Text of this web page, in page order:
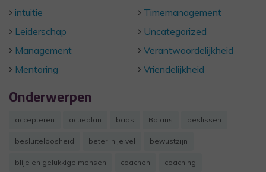
intuitie
Leiderschap
Management
Mentoring
Timemanagement
Uncategorized
Verantwoordelijkheid
Vriendelijkheid
Onderwerpen
accepteren actieplan baas Balans beslissen
besluiteloosheid beter in je vel bewustzijn
blije en gelukkige mensen coachen coaching